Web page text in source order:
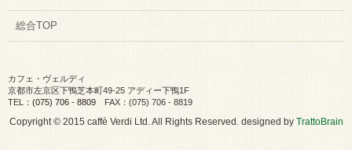
総合TOP
カフェ・ヴェルディ
京都市左京区下鴨芝本町49-25 アディー下鴨1F
TEL： (075) 706 - 8809 FAX：(075) 706 - 8819
Copyright © 2015 caffè Verdi Ltd. All Rights Reserved. designed by TrattoBrain